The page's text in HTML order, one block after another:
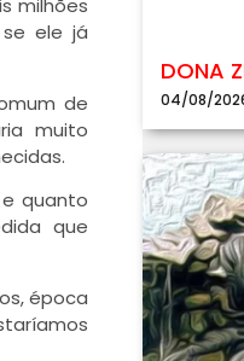
milhões
ele já
de
muito
quanto
que
época
DONA
04/08/